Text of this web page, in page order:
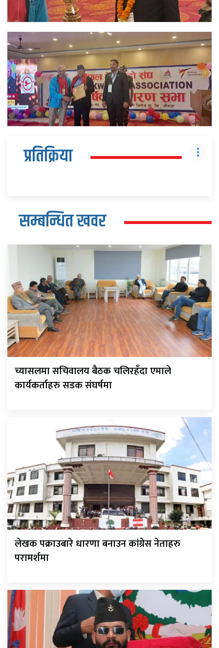
प्रतिक्रिया
सम्बन्धित खवर
च्यासलमा सचिवालय बैठक चलिरहँदा एमाले
कार्यकर्ताहरु सडक संघर्षमा
लेखक पक्राउबारे धारणा बनाउन कांग्रेस नेताहरु
परामर्शमा